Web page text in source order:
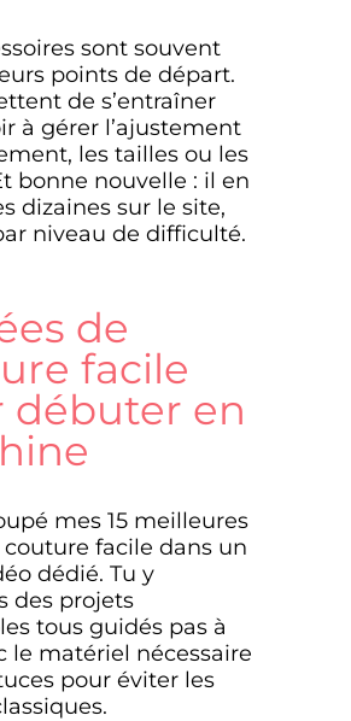
sont souvent
points de départ.
de s’entraîner
à gérer l’ajustement
les tailles ou les
bonne nouvelle : il en
dizaines sur le site,
niveau de difficulté.
de
facile
débuter en
mes 15 meilleures
couture facile dans un
dédié. Tu y
des projets
tous guidés pas à
le matériel nécessaire
pour éviter les